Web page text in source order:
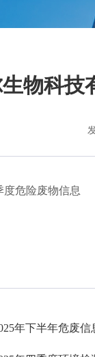
物科技
度危险废物信息
年下半年危废信